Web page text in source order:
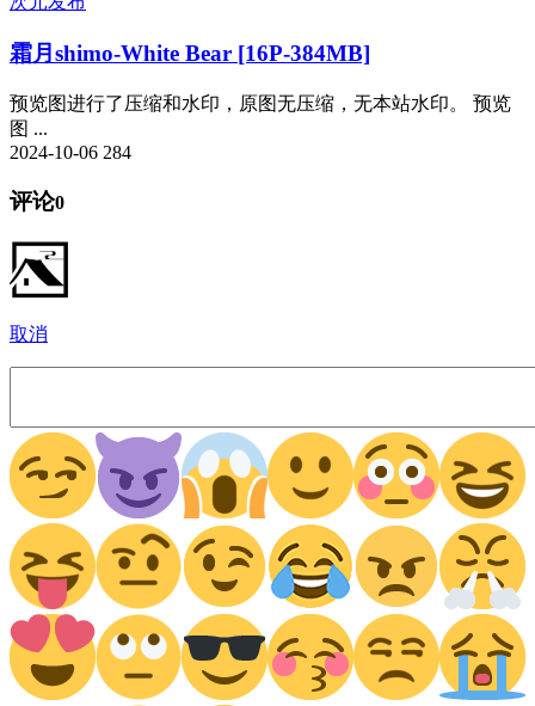
霜月shimo-White Bear [16P-384MB]
预览图进行了压缩和水印，原图无压缩，无本站水印。 预览
图 ...
2024-10-06 284
评论0
取消